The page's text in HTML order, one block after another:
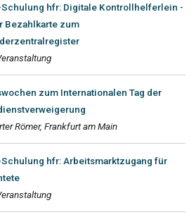
hfr: Digitale Kontrollhelferlein -
Bezahlkarte zum
zum Internationalen Tag der
Römer, Frankfurt am Main
hfr: Arbeitsmarktzugang für